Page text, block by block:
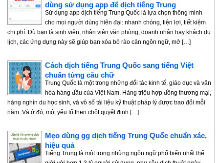
dùng sử dụng app để dịch tiếng Trung
Sử dụng app dịch tiếng Trung Quốc là lựa chọn thông minh
cho mọi người dùng hiện đại: nhanh chóng, tiện lợi, tiết kiệm
chi phí. Dù bạn là sinh viên, nhân viên văn phòng, doanh nhân hay khách du
lịch, các ứng dụng này sẽ giúp bạn xóa bỏ rào cản ngôn ngữ, mở […]
Cách dịch tiếng Trung Quốc sang tiếng Việt
chuẩn từng câu chữ
Trung Quốc là một trong những đối tác kinh tế, giáo dục và văn
hóa hàng đầu của Việt Nam. Hàng triệu hợp đồng thương mại,
hàng nghìn du học sinh, và vô số tài liệu kỹ thuật pháp lý được trao đổi mỗi
năm. Và ở đó, một yếu tố then chốt quyết định […]
Mẹo dùng gg dịch tiếng Trung Quốc chuẩn xác,
hiệu quả
Tiếng Trung là một trong những ngôn ngữ phổ biến nhất thế